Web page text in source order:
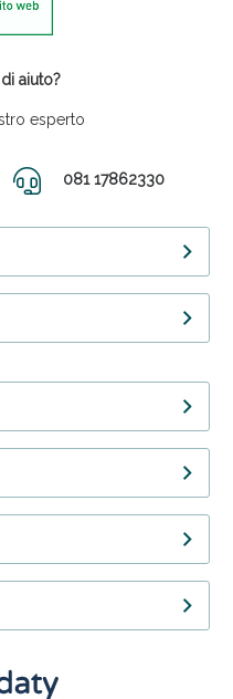
aiuto?
esperto
081 17862330